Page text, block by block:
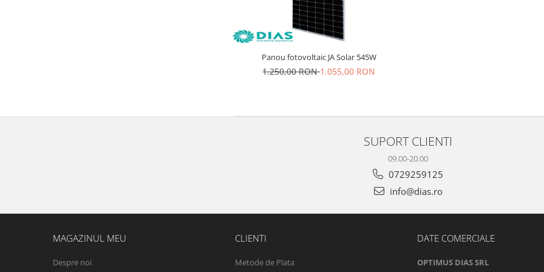
Panou fotovoltaic JA Solar 545W
1.250,00 RON1.055,00 RON
SUPORT CLIENTI
09.00-20.00
0729259125
info@dias.ro
MAGAZINUL MEU
Despre noi
CLIENTI
Metode de Plata
DATE COMERCIALE
OPTIMUS DIAS SRL